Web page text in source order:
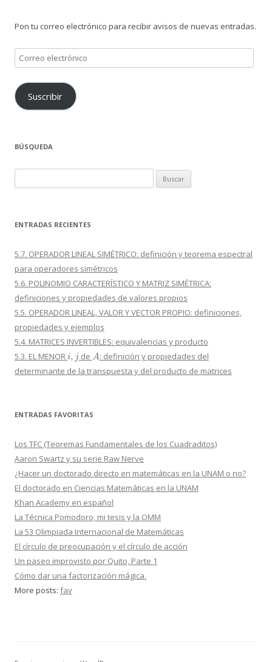
Pon tu correo electrónico para recibir avisos de nuevas entradas.
Correo
electrónico
Suscribir
BÚSQUEDA
ENTRADAS RECIENTES
5.7. OPERADOR LINEAL SIMÉTRICO: definición y teorema espectral
para operadores simétricos
5.6. POLINOMIO CARACTERÍSTICO Y MATRIZ SIMÉTRICA:
definiciones y propiedades de valores propios
5.5. OPERADOR LINEAL, VALOR Y VECTOR PROPIO: definiciones,
propiedades y ejemplos
5.4. MATRICES INVERTIBLES: equivalencias y producto
5.3. EL MENORi,j de A: definición y propiedades del
determinante de la transpuesta y del producto de matrices
ENTRADAS FAVORITAS
Los TFC (Teoremas Fundamentales de los Cuadraditos)
Aaron Swartz y su serie Raw Nerve
¿Hacer un doctorado directo en matemáticas en la UNAM o no?
El doctorado en Ciencias Matemáticas en la UNAM
Khan Academy en español
La Técnica Pomodoro, mi tesis y la OMM
La 53 Olimpiada Internacional de Matemáticas
El círculo de preocupación y el círculo de acción
Un paseo improvisto por Quito, Parte 1
Cómo dar una factorización mágica.
More posts: fav